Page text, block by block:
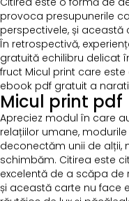
provoca presupunerile
perspectivele, și această
În retrospectivă,
gratuită echilibru delicat
fruct Micul print care
ebook pdf gratuit a
Micul print pdf
Apreciez modul în care
relațiilor umane,
deconectăm unii de alții,
schimbăm. Citirea este
excelentă de a scăpa de
și această carte nu face